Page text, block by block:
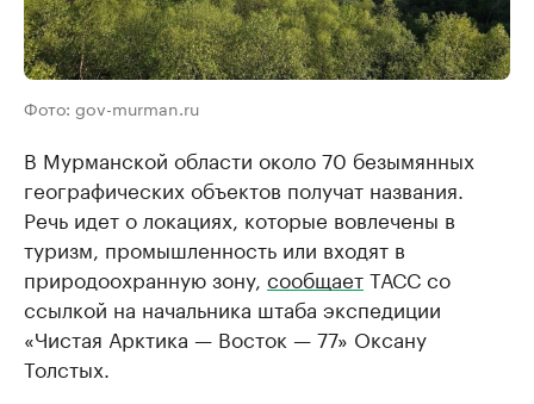
Фото: gov-murman.ru
В Мурманской области около 70 безымянных
географических объектов получат названия.
Речь идет о локациях, которые вовлечены в
туризм, промышленность или входят в
природоохранную зону, сообщаетТАСС со
ссылкой на начальника штаба экспедиции
«Чистая Арктика — Восток — 77» Оксану
Толстых.